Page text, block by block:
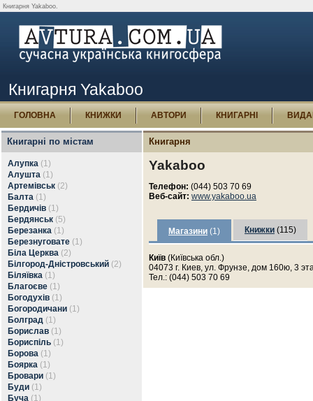
Книгарня Yakaboo.
Книгарня Yakaboo
ГОЛОВНА КНИЖКИ АВТОРИ КНИГАРНІ
Книгарні по містам
Алупка (1)
Алушта (1)
Артемівськ (2)
Балта (1)
Бердичів (1)
Бердянськ (5)
Березанка (1)
Березнуговате (1)
Біла Церква (2)
Білгород-Дністровський (2)
Біляївка (1)
Благоєве (1)
Богодухів (1)
Богородичани (1)
Болград (1)
Борислав (1)
Бориспіль (1)
Борова (1)
Боярка (1)
Бровари (1)
Буди (1)
Буча (1)
Книгарня
Yakaboo
Телефон: (044) 503 70 69
Веб-сайт: www.yakaboo.ua
Магазини (1) Книжки (115)
Київ (Київська обл.)
04073 г. Киев, ул. Фрунзе, дом 160ю, 3
Тел.: (044) 503 70 69